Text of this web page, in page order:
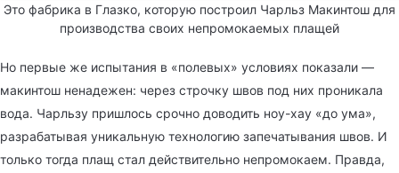
Это фабрика в Глазко, которую построил Чарльз Макинтош для
производства своих непромокаемых плащей
Но первые же испытания в «полевых» условиях показали —
макинтош ненадежен: через строчку швов под них проникала
вода. Чарльзу пришлось срочно доводить ноу-хау «до ума»,
разрабатывая уникальную технологию запечатывания швов. И
только тогда плащ стал действительно непромокаем. Правда,